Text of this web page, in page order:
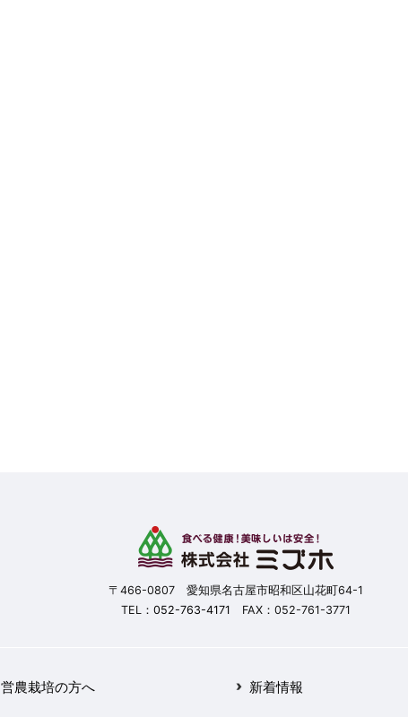
〒466-0807 愛知県名古屋市昭和区山花町64-1
TEL： 052-763-4171 FAX：052-761-3771
営農栽培の方へ 新着情報